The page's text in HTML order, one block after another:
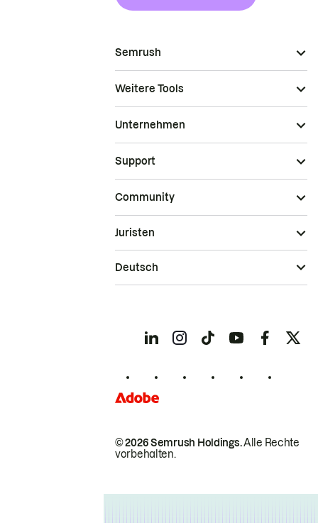
Semrush
Weitere Tools
Unternehmen
Support
Community
© 2026 Semrush Holdings.Alle Rechte
vorbehalten.
Juristen
Deutsch